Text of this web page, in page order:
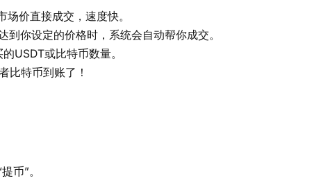
价直接成交，速度快。
你设定的价格时，系统会自动帮你成交。
USDT或比特币数量。
比特币到账了！
币”。